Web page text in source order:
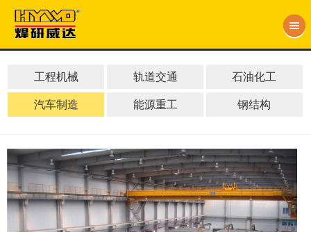
工程机械 轨道交通
石油化工
汽车制造
能源重工 钢结构